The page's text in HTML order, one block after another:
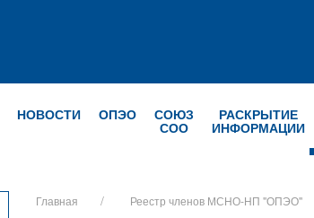
НОВОСТИ ОПЭО СОЮЗ
СОО
РАСКРЫТИЕ
ИНФОРМАЦИИ
Главная Реестр членов МСНО-НП "ОПЭО"